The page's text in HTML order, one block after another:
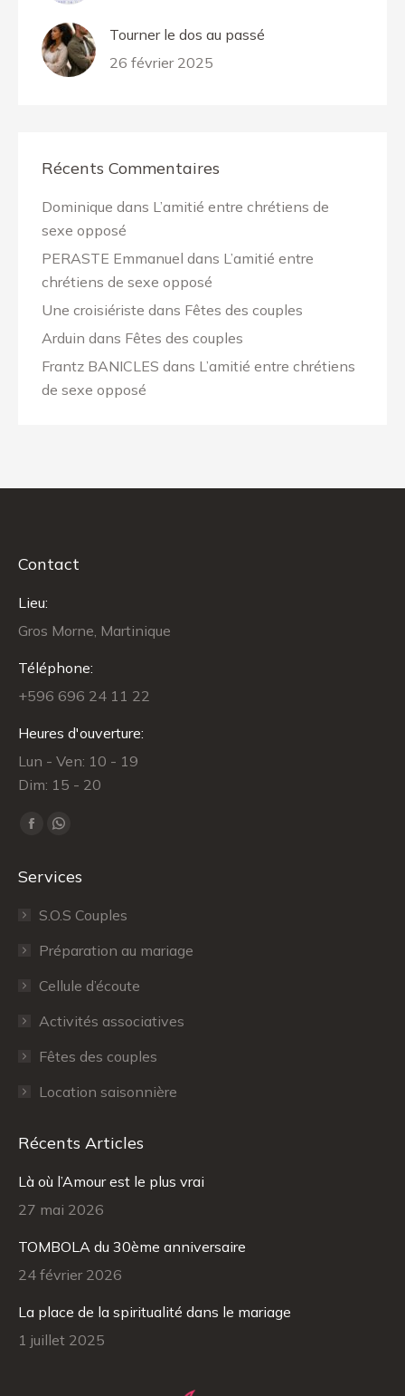
Tourner le dos au passé
26 février 2025
Récents Commentaires
Dominique dans L’amitié entre chrétiens de
sexe opposé
PERASTE Emmanuel dans L’amitié entre
chrétiens de sexe opposé
Une croisiériste dans Fêtes des couples
Arduin dans Fêtes des couples
Frantz BANICLES dans L’amitié entre chrétiens
de sexe opposé
Contact
Lieu:
Gros Morne, Martinique
Téléphone:
+596 696 24 11 22
Heures d'ouverture:
Lun - Ven: 10 - 19
Dim: 15 - 20
Trouvez nous sur :
Facebook
opens
window
WhatsApp
opens
window
Services
S.O.S Couples
Préparation au mariage
Cellule d’écoute
Activités associatives
Fêtes des couples
Location saisonnière
Récents Articles
Là où l’Amour est le plus vrai
27 mai 2026
TOMBOLA du 30ème anniversaire
24 février 2026
La place de la spiritualité dans le mariage
1 juillet 2025